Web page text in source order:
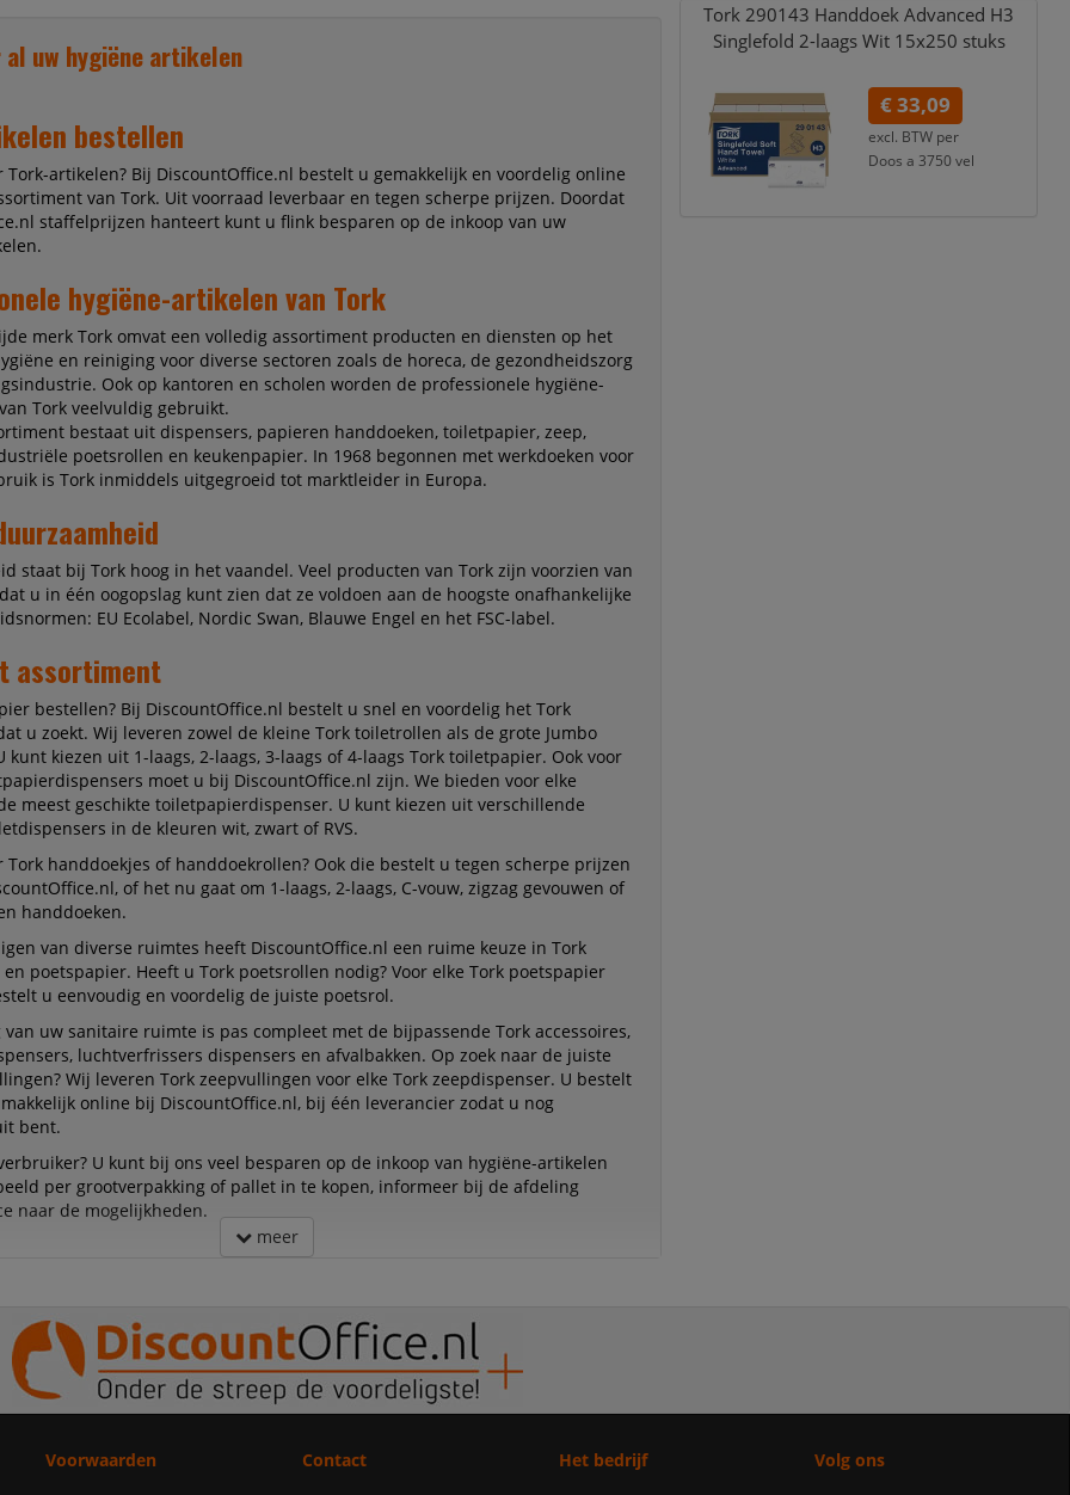
uw hygiëne artikelen
bestellen
Tork-artikelen? Bij DiscountOffice.nl bestelt u gemakkelijk en voordelig online
van Tork. Uit voorraad leverbaar en tegen scherpe prijzen. Doordat
staffelprijzen hanteert kunt u flink besparen op de inkoop van uw
hygiëne-artikelen van Tork
merk Tork omvat een volledig assortiment producten en diensten op het
en reiniging voor diverse sectoren zoals de horeca, de gezondheidszorg
Ook op kantoren en scholen worden de professionele hygiëne-
Tork veelvuldig gebruikt.
bestaat uit dispensers, papieren handdoeken, toiletpapier, zeep,
poetsrollen en keukenpapier. In 1968 begonnen met werkdoeken voor
is Tork inmiddels uitgegroeid tot marktleider in Europa.
staat bij Tork hoog in het vaandel. Veel producten van Tork zijn voorzien van
u in één oogopslag kunt zien dat ze voldoen aan de hoogste onafhankelijke
EU Ecolabel, Nordic Swan, Blauwe Engel en het FSC-label.
assortiment
bestellen? Bij DiscountOffice.nl bestelt u snel en voordelig het Tork
u zoekt. Wij leveren zowel de kleine Tork toiletrollen als de grote Jumbo
kunt kiezen uit 1-laags, 2-laags, 3-laags of 4-laags Tork toiletpapier. Ook voor
moet u bij DiscountOffice.nl zijn. We bieden voor elke
meest geschikte toiletpapierdispenser. U kunt kiezen uit verschillende
in de kleuren wit, zwart of RVS.
Tork handdoekjes of handdoekrollen? Ook die bestelt u tegen scherpe prijzen
of het nu gaat om 1-laags, 2-laags, C-vouw, zigzag gevouwen of
handdoeken.
van diverse ruimtes heeft DiscountOffice.nl een ruime keuze in Tork
poetspapier. Heeft u Tork poetsrollen nodig? Voor elke Tork poetspapier
u eenvoudig en voordelig de juiste poetsrol.
uw sanitaire ruimte is pas compleet met de bijpassende Tork accessoires,
luchtverfrissers dispensers en afvalbakken. Op zoek naar de juiste
Wij leveren Tork zeepvullingen voor elke Tork zeepdispenser. U bestelt
online bij DiscountOffice.nl, bij één leverancier zodat u nog
bent.
U kunt bij ons veel besparen op de inkoop van hygiëne-artikelen
per grootverpakking of pallet in te kopen, informeer bij de afdeling
naar de mogelijkheden.
meer
Tork 290143 Handdoek Advanced H3
Singlefold 2-laags Wit 15x250 stuks
€ 33,09
excl. BTW per
Doos a 3750 vel
Voorwaarden
Contact
Het bedrijf
Volg ons